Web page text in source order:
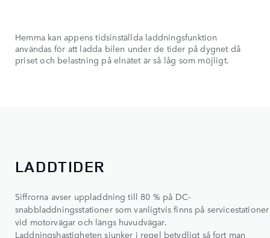
Hemma kan appens tidsinställda laddningsfunktion
användas för att ladda bilen under de tider på dygnet då
priset och belastning på elnätet är så låg som möjligt.
LADDTIDER
Siffrorna avser uppladdning till 80 % på DC-
snabbladdningsstationer som vanligtvis finns på servicestationer
vid motorvägar och längs huvudvägar.
Laddningshastigheten sjunker i regel betydligt så fort man